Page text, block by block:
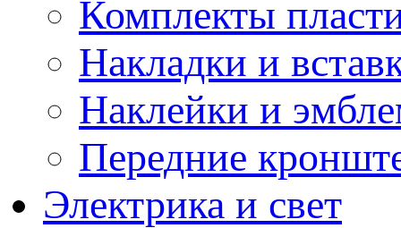
Комплекты
Накладки и
Наклейки и
Передние
Электрика и свет